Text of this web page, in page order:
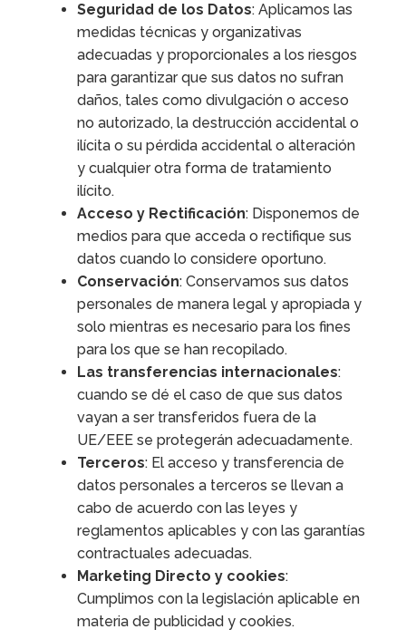
Seguridad de los Datos: Aplicamos las
medidas técnicas y organizativas
adecuadas y proporcionales a los riesgos
para garantizar que sus datos no sufran
daños, tales como divulgación o acceso
no autorizado, la destrucción accidental o
ilícita o su pérdida accidental o alteración
y cualquier otra forma de tratamiento
ilícito.
Acceso y Rectificación: Disponemos de
medios para que acceda o rectifique sus
datos cuando lo considere oportuno.
Conservación: Conservamos sus datos
personales de manera legal y apropiada y
solo mientras es necesario para los fines
para los que se han recopilado.
Las transferencias internacionales:
cuando se dé el caso de que sus datos
vayan a ser transferidos fuera de la
UE/EEE se protegerán adecuadamente.
Terceros: El acceso y transferencia de
datos personales a terceros se llevan a
cabo de acuerdo con las leyes y
reglamentos aplicables y con las garantías
contractuales adecuadas.
Marketing Directo y cookies:
Cumplimos con la legislación aplicable en
materia de publicidad y cookies.